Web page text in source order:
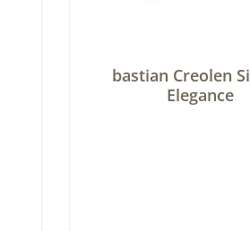
bastian Creolen
Elegance